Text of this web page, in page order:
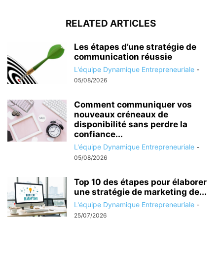
RELATED ARTICLES
Les étapes d’une stratégie de
communication réussie
L'équipe Dynamique Entrepreneuriale -
05/08/2026
Comment communiquer vos
nouveaux créneaux de
disponibilité sans perdre la
confiance...
L'équipe Dynamique Entrepreneuriale -
05/08/2026
Top 10 des étapes pour élaborer
une stratégie de marketing de...
L'équipe Dynamique Entrepreneuriale -
25/07/2026